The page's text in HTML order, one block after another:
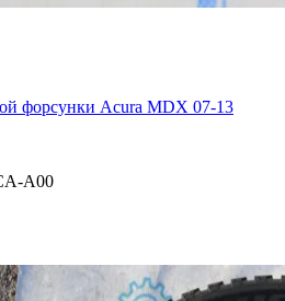
форсунки Acura MDX 07-13
A00